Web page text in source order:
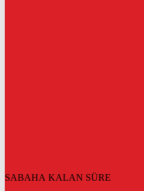
SABAHA KALAN SÜRE